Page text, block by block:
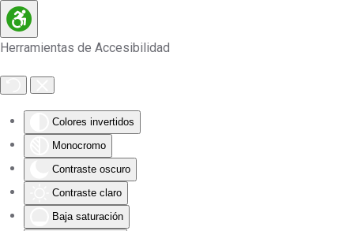
Herramientas de Accesibilidad
Colores invertidos
Monocromo
Contraste oscuro
Contraste claro
Baja saturación
Skip to main content